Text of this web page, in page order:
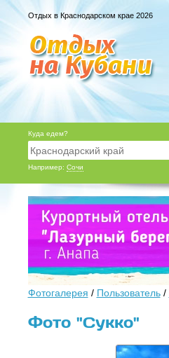
Отдых в Краснодарском крае 2026
Куда едем?
Например: Сочи
Фотогалерея / Пользователь/
Фото "Сукко"